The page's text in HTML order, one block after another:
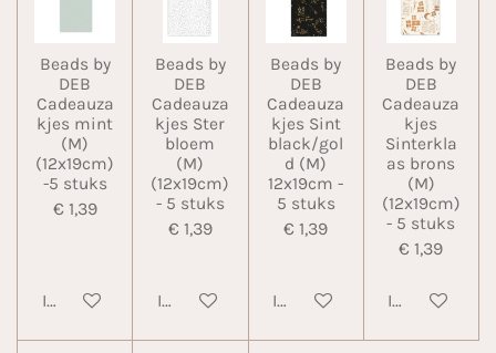
Beads by
DEB
Cadeauza
kjes mint
(M)
(12x19cm)
-5 stuks
€ 1,39
In winkelwagen
Beads by
DEB
Cadeauza
kjes Ster
bloem
(M)
(12x19cm)
- 5 stuks
€ 1,39
In winkelwagen
Beads by
DEB
Cadeauza
kjes Sint
black/gol
d (M)
12x19cm -
5 stuks
€ 1,39
In winkelwagen
Beads by
DEB
Cadeauza
kjes
Sinterkla
as brons
(M)
(12x19cm)
- 5 stuks
€ 1,39
In